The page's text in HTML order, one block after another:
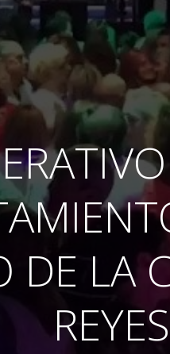
DE LA